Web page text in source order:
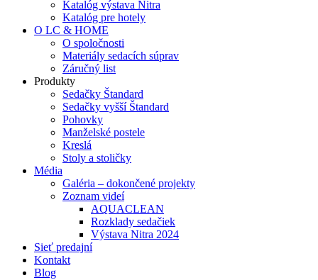
Katalóg výstava Nitra
Katalóg pre hotely
O LC & HOME
O spoločnosti
Materiály sedacích súprav
Záručný list
Produkty
Sedačky Štandard
Sedačky vyšší Štandard
Pohovky
Manželské postele
Kreslá
Stoly a stoličky
Média
Galéria – dokončené projekty
Zoznam videí
AQUACLEAN
Rozklady sedačiek
Výstava Nitra 2024
Sieť predajní
Kontakt
Blog